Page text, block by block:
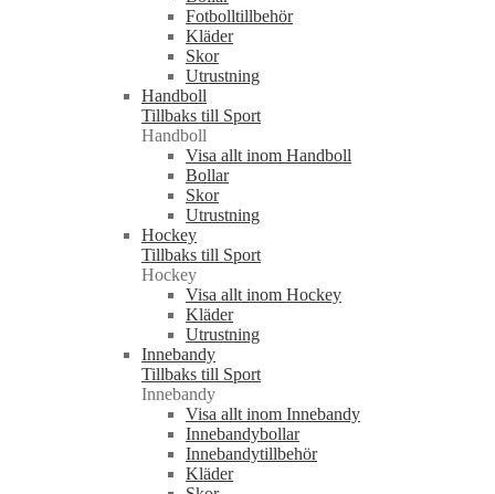
Fotbolltillbehör
Kläder
Skor
Utrustning
Handboll
Tillbaks till Sport
Handboll
Visa allt inom Handboll
Bollar
Skor
Utrustning
Hockey
Tillbaks till Sport
Hockey
Visa allt inom Hockey
Kläder
Utrustning
Innebandy
Tillbaks till Sport
Innebandy
Visa allt inom Innebandy
Innebandybollar
Innebandytillbehör
Kläder